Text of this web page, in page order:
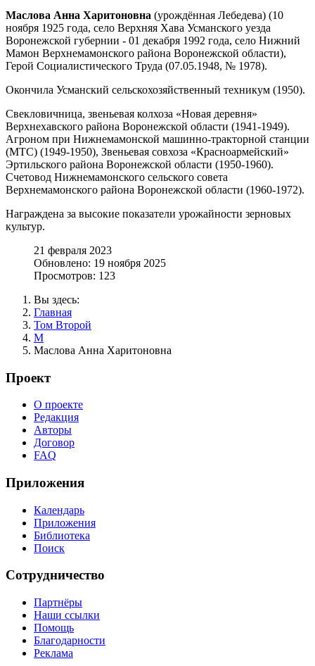
Маслова Анна Харитоновна (урождённая Лебедева) (10
ноября 1925 года, село Верхняя Хава Усманского уезда
Воронежской губернии - 01 декабря 1992 года, село Нижний
Мамон Верхнемамонского района Воронежской области),
Герой Социалистического Труда (07.05.1948, № 1978).
Окончила Усманский сельскохозяйственный техникум (1950).
Свекловичница, звеньевая колхоза «Новая деревня»
Верхнехавского района Воронежской области (1941-1949).
Агроном при Нижнемамонской машинно-тракторной станции
(МТС) (1949-1950), Звеньевая совхоза «Красноармейский»
Эртильского района Воронежской области (1950-1960).
Счетовод Нижнемамонского сельского совета
Верхнемамонского района Воронежской области (1960-1972).
Награждена за высокие показатели урожайности зерновых
культур.
21 февраля 2023
Обновлено: 19 ноября 2025
Просмотров: 123
Вы здесь:
Главная
Том Второй
М
Маслова Анна Харитоновна
Проект
О проекте
Редакция
Авторы
Договор
FAQ
Приложения
Календарь
Приложения
Библиотека
Поиск
Сотрудничество
Партнёры
Наши ссылки
Помощь
Благодарности
Реклама